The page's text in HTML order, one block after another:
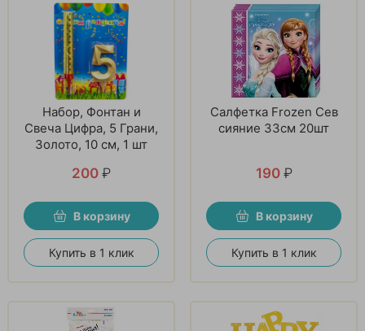
Набор, Фонтан и
Свеча Цифра, 5 Грани,
Золото, 10 см, 1 шт
200 ₽
В корзину
Купить в 1 клик
Салфетка Frozen Сев
сияние 33см 20шт
190 ₽
В корзину
Купить в 1 клик